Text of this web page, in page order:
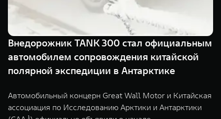
TANK 500
Веди за собой
от 6 499 000 ₽
Сила
от 10 199
TANK Кредит
TANK Лизинг
TANK Страхование
Цифровые сервисы TANK
Внедорожник TANK 300 стал официальным
автомобилем сопровождения китайской
полярной экспедиции в Антарктике
Автомобильный концерн Great Wall Motor и Китайская
ассоциация по Исследованию Арктики и Антарктики